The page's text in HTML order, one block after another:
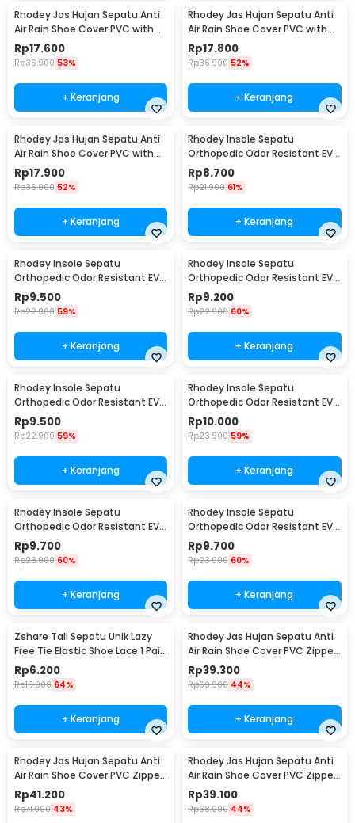
Rhodey Jas Hujan Sepatu Anti
Air Rain Shoe Cover PVC with
Zipper M - F-300
Rp17.600
Rp36.900 53%
+ Keranjang
Rhodey Jas Hujan Sepatu Anti
Air Rain Shoe Cover PVC with
Zipper L - F-300
Rp17.800
Rp36.900 52%
+ Keranjang
Rhodey Jas Hujan Sepatu Anti
Air Rain Shoe Cover PVC with
Zipper XL - F-300
Rp17.900
Rp36.900 52%
+ Keranjang
Rhodey Insole Sepatu
Orthopedic Odor Resistant EVA
Foam 35 - Y3Y27
Rp8.700
Rp21.900 61%
+ Keranjang
Rhodey Insole Sepatu
Orthopedic Odor Resistant EVA
Foam 37 - Y3Y27
Rp9.500
Rp22.900 59%
+ Keranjang
Rhodey Insole Sepatu
Orthopedic Odor Resistant EVA
Foam 38 - Y3Y27
Rp9.200
Rp22.900 60%
+ Keranjang
Rhodey Insole Sepatu
Orthopedic Odor Resistant EVA
Foam 39 - Y3Y27
Rp9.500
Rp22.900 59%
+ Keranjang
Rhodey Insole Sepatu
Orthopedic Odor Resistant EVA
Foam 40 - Y3Y27
Rp10.000
Rp23.900 59%
+ Keranjang
Rhodey Insole Sepatu
Orthopedic Odor Resistant EVA
Foam 41 - Y3Y27
Rp9.700
Rp23.900 60%
+ Keranjang
Rhodey Insole Sepatu
Orthopedic Odor Resistant EVA
Foam 42 - Y3Y27
Rp9.700
Rp23.900 60%
+ Keranjang
Zshare Tali Sepatu Unik Lazy
Free Tie Elastic Shoe Lace 1 Pair
- T10
Rp6.200
Rp16.900 64%
+ Keranjang
Rhodey Jas Hujan Sepatu Anti
Air Rain Shoe Cover PVC Zipper
Reflector XL - H-212
Rp39.300
Rp69.900 44%
+ Keranjang
Rhodey Jas Hujan Sepatu Anti
Air Rain Shoe Cover PVC Zipper
Reflector S - H-212
Rp41.200
Rp71.900 43%
Rhodey Jas Hujan Sepatu Anti
Air Rain Shoe Cover PVC Zipper
Reflector M - H-212
Rp39.100
Rp68.900 44%